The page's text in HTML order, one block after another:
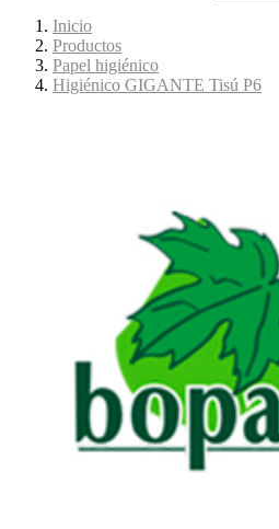
Inicio
Productos
Papel higiénico
Higiénico GIGANTE Tisú P6